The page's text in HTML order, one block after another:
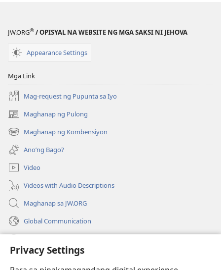
Privacy Settings
Enero–
JW.ORG® / OPISYAL NA WEBSITE NG MGA SAKSI NI JEHOVA
Appearance Settings
Mga Link
Mag-request ng Pupunta sa Iyo
Maghanap ng Pulong
(may
bubukas
na
bagong
window)
Maghanap ng Kombensiyon
(may
bubukas
na
bagong
window)
Ano’ng Bago?
Video
Videos with Audio Descriptions
Maghanap sa JW.ORG
Global Communication
(may